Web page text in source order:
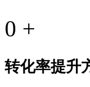
0 +
转化率提升